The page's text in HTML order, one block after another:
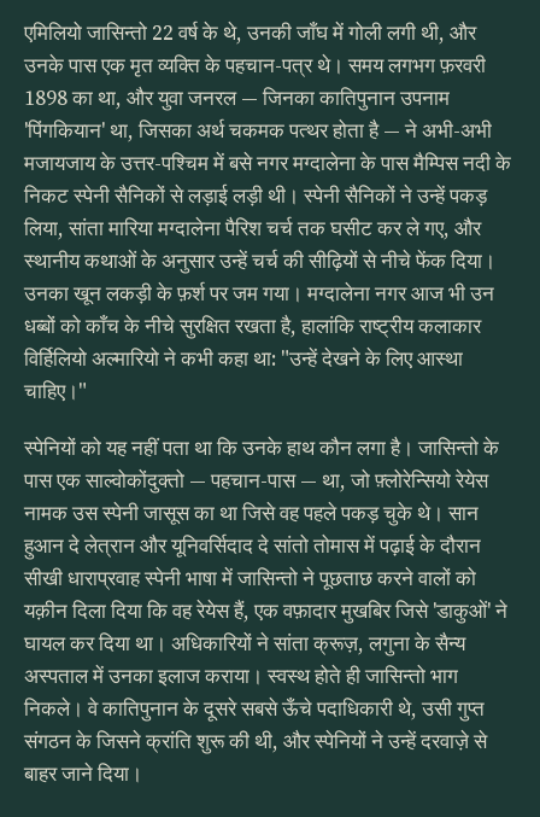
एमिलियो जासिन्तो 22 वर्ष के थे, उनकी जाँघ में गोली लगी थी, और
उनके पास एक मृत व्यक्ति के पहचान-पत्र थे। समय लगभग फ़रवरी
1898 का था, और युवा जनरल — जिनका कातिपुनान उपनाम
'पिंगकियान' था, जिसका अर्थ चकमक पत्थर होता है — ने अभी-अभी
मजायजाय के उत्तर-पश्चिम में बसे नगर मग्दालेना के पास मैम्पिस नदी के
निकट स्पेनी सैनिकों से लड़ाई लड़ी थी। स्पेनी सैनिकों ने उन्हें पकड़
लिया, सांता मारिया मग्दालेना पैरिश चर्च तक घसीट कर ले गए, और
स्थानीय कथाओं के अनुसार उन्हें चर्च की सीढ़ियों से नीचे फेंक दिया।
उनका खून लकड़ी के फ़र्श पर जम गया। मग्दालेना नगर आज भी उन
धब्बों को काँच के नीचे सुरक्षित रखता है, हालांकि राष्ट्रीय कलाकार
विर्हिलियो अल्मारियो ने कभी कहा था: "उन्हें देखने के लिए आस्था
चाहिए।"
स्पेनियों को यह नहीं पता था कि उनके हाथ कौन लगा है। जासिन्तो के
पास एक साल्वोकोंदुक्तो — पहचान-पास — था, जो फ़्लोरेन्सियो रेयेस
नामक उस स्पेनी जासूस का था जिसे वह पहले पकड़ चुके थे। सान
हुआन दे लेत्रान और यूनिवर्सिदाद दे सांतो तोमास में पढ़ाई के दौरान
सीखी धाराप्रवाह स्पेनी भाषा में जासिन्तो ने पूछताछ करने वालों को
यक़ीन दिला दिया कि वह रेयेस हैं, एक वफ़ादार मुखबिर जिसे 'डाकुओं' ने
घायल कर दिया था। अधिकारियों ने सांता क्रूज़, लगुना के सैन्य
अस्पताल में उनका इलाज कराया। स्वस्थ होते ही जासिन्तो भाग
निकले। वे कातिपुनान के दूसरे सबसे ऊँचे पदाधिकारी थे, उसी गुप्त
संगठन के जिसने क्रांति शुरू की थी, और स्पेनियों ने उन्हें दरवाज़े से
बाहर जाने दिया।